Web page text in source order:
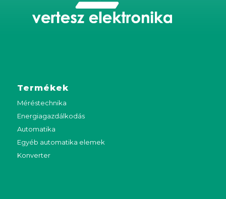
Termékek
Méréstechnika
Energiagazdálkodás
Automatika
Egyéb automatika elemek
Konverter